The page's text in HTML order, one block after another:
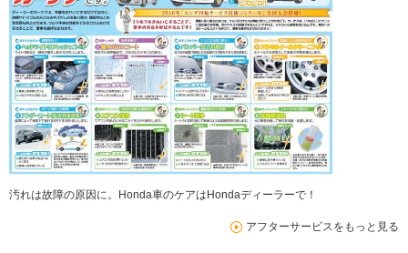
汚れは故障の原因に。Honda車のケアはHondaディーラーで！
アフターサービスをもっと見る